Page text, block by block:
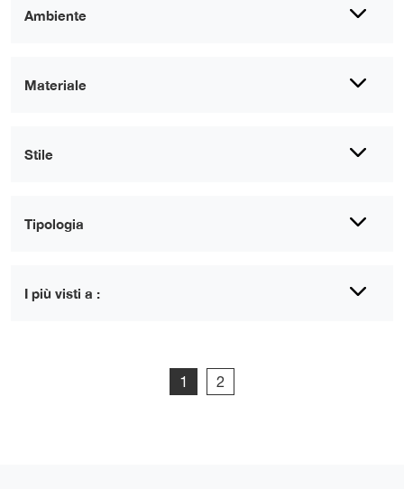
Ambiente
Materiale
Stile
Tipologia
I più visti a :
1 2